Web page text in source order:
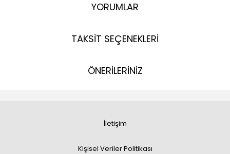
YORUMLAR
TAKSİT SEÇENEKLERİ
ÖNERİLERİNİZ
İletişim
Kişisel Veriler Politikası